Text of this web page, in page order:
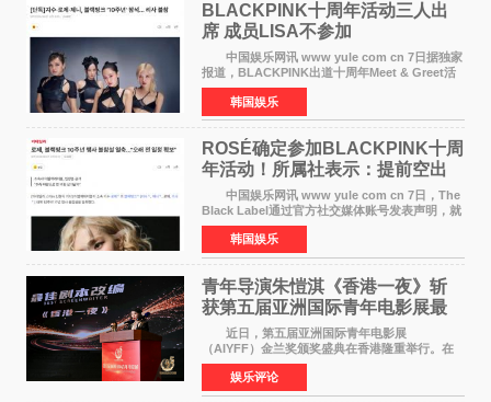
BLACKPINK十周年活动三人出
席 成员LISA不参加
中国娱乐网讯 www yule com cn 7日据独家
报道，BLACKPINK出道十周年Meet & Greet活
动将由智秀、ROS&Eacute;、JENNIE出席，
LISA将缺席。 此前BLACKPINK所属社YG并
未为组合出道十周年做
韩国娱乐
ROSÉ确定参加BLACKPINK十周
年活动！所属社表示：提前空出
了时间
中国娱乐网讯 www yule com cn 7日，The
Black Label通过官方社交媒体账号发表声明，就
近期网络上关于ROS&Eacute;个人行程及是否参
加BLACKPINK出道纪念活动的种种猜测作出正
式回应。 Th
韩国娱乐
青年导演朱愷淇《香港一夜》斩
获第五届亚洲国际青年电影展最
佳剧本改编奖
近日，第五届亚洲国际青年电影展
（AIYFF）金兰奖颁奖盛典在香港隆重举行。在
这场汇聚数百位海内外电影人、文化界人士及媒
体代表的亚洲青年影视盛会上，香港本土电影
《香港一夜》（Dawn in Ho
娱乐评论